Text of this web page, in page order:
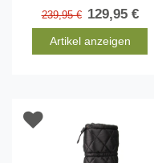
239,95 € 129,95 €
Artikel anzeigen